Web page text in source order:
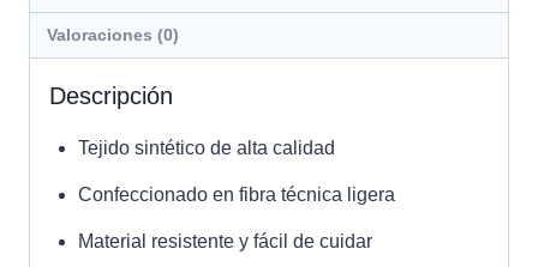
Valoraciones (0)
Descripción
Tejido sintético de alta calidad
Confeccionado en fibra técnica ligera
Material resistente y fácil de cuidar